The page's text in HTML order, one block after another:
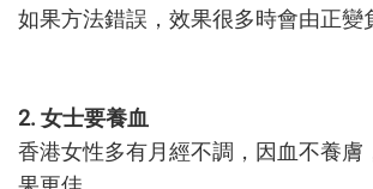
如果方法錯誤，效果很多時會由正變
2. 女士要養血
香港女性多有月經不調，因血不養